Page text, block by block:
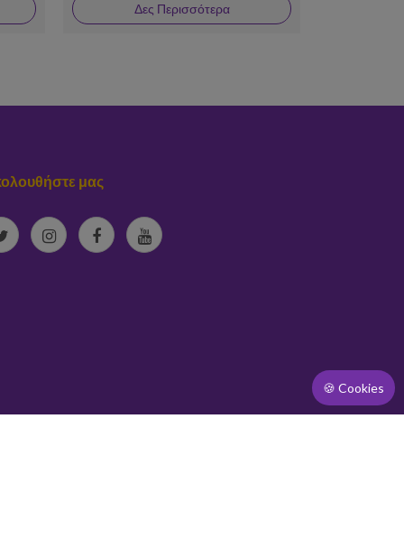
Δες Περισσότερα
μας
🍪 Cookies